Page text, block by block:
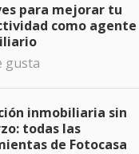
para mejorar tu
como agente
gusta
inmobiliaria sin
todas las
de Fotocasa